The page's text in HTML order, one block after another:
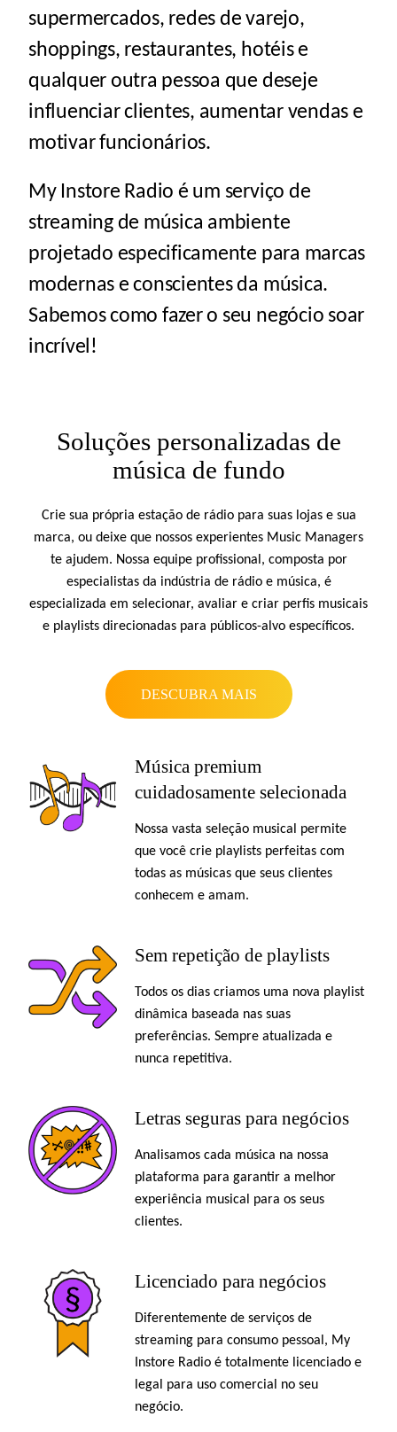
supermercados, redes de varejo,
shoppings, restaurantes, hotéise
qualquer outra pessoa que deseje
influenciar clientes, aumentar vendas e
motivar funcionários.
My Instore Radio é um serviço de
streaming de música ambiente
projetado especificamente para marcas
modernas e conscientes da música.
Sabemos como fazer o seu negócio soar
incrível!
Música premium
cuidadosamente selecionada
Nossa vasta seleção musical permite
que você crie playlists perfeitas com
todas as músicas que seus clientes
conhecem e amam.
Sem repetição de playlists
Todos os dias criamos uma nova playlist
dinâmica baseada nas suas
preferências. Sempre atualizada e
nunca repetitiva.
Letras seguras para negócios
Analisamos cada música na nossa
plataforma para garantir a melhor
experiência musical para os seus
clientes.
Licenciado para negócios
Diferentemente de serviços de
streaming para consumo pessoal, My
Instore Radio é totalmente licenciado e
legal para uso comercial no seu
negócio.
Soluções personalizadas de
música de fundo
Crie sua própria estação de rádio para suas lojas e sua
marca, ou deixe que nossos experientes Music Managers
te ajudem. Nossa equipe profissional, composta por
especialistas da indústria de rádio e música, é
especializada em selecionar, avaliar e criar perfis musicais
e playlists direcionadas para públicos-alvo específicos.
DESCUBRA MAIS